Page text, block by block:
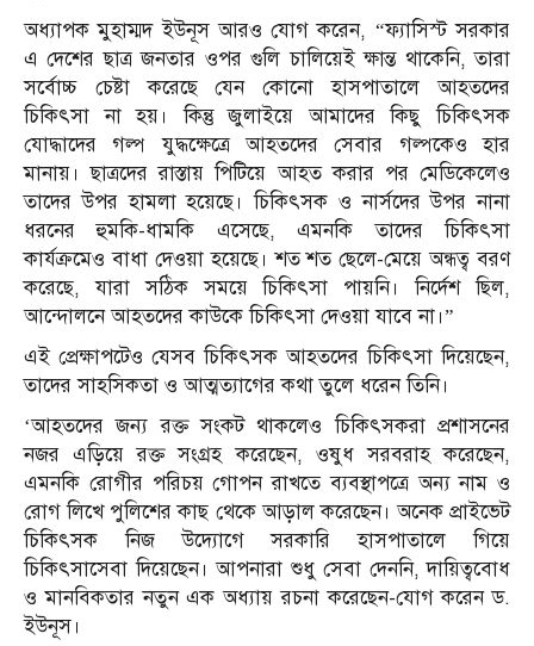
অধ্যাপক মুহাম্মদ ইউনূস আরও যোগ করেন, “ফ্যাসিস্ট সরকার
এ দেশের ছাত্র জনতার ওপর গুলি চালিয়েই ক্ষান্ত থাকেনি, তারা
সর্বোচ্চ চেষ্টা করেছে যেন কোনো হাসপাতালে আহতদের
চিকিৎসা না হয়। কিন্তু জুলাইয়ে আমাদের কিছু চিকিৎসক
যোদ্ধাদের গল্প যুদ্ধক্ষেত্রে আহতদের সেবার গল্পকেও হার
মানায়। ছাত্রদের রাস্তায় পিটিয়ে আহত করার পর মেডিকেলেও
তাদের উপর হামলা হয়েছে। চিকিৎসক ও নার্সদের উপর নানা
ধরনের হুমকি-ধামকি এসেছে, এমনকি তাদের চিকিৎসা
কার্যক্রমেও বাধা দেওয়া হয়েছে। শত শত ছেলে-মেয়ে অন্ধত্ব বরণ
করেছে, যারা সঠিক সময়ে চিকিৎসা পায়নি। নির্দেশ ছিল,
আন্দোলনে আহতদের কাউকে চিকিৎসা দেওয়া যাবে না।”
এই প্রেক্ষাপটেও যেসব চিকিৎসক আহতদের চিকিৎসা দিয়েছেন,
তাদের সাহসিকতা ও আত্মত্যাগের কথা তুলে ধরেন তিনি।
‘আহতদের জন্য রক্ত সংকট থাকলেও চিকিৎসকরা প্রশাসনের
নজর এড়িয়ে রক্ত সংগ্রহ করেছেন, ওষুধ সরবরাহ করেছেন,
এমনকি রোগীর পরিচয় গোপন রাখতে ব্যবস্থাপত্রে অন্য নাম ও
রোগ লিখে পুলিশের কাছ থেকে আড়াল করেছেন। অনেক প্রাইভেট
চিকিৎসক নিজ উদ্যোগে সরকারি হাসপাতালে গিয়ে
চিকিৎসাসেবা দিয়েছেন। আপনারা শুধু সেবা দেননি, দায়িত্ববোধ
ও মানবিকতার নতুন এক অধ্যায় রচনা করেছেন-যোগ করেন ড.
ইউনূস।